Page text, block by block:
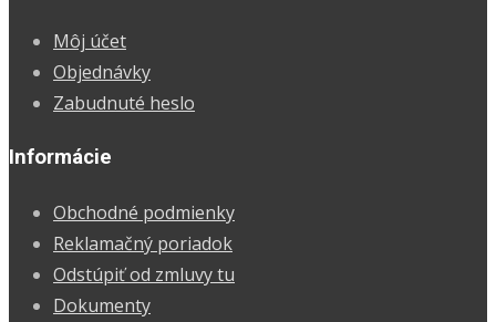
Môj účet
Objednávky
Zabudnuté heslo
Informácie
Obchodné podmienky
Reklamačný poriadok
Odstúpiť od zmluvy tu
Dokumenty